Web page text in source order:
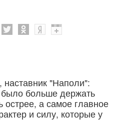
"Наполи":
больше держать
острее, а самое главное
и силу, которые у